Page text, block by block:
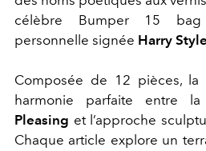
célèbre Bumper 15
personnelle signée Harry
Composée de 12 pièces, la
harmonie parfaite entre
Pleasing et l’approche
Chaque article explore un